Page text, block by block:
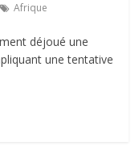
Afrique
déjoué une
une tentative